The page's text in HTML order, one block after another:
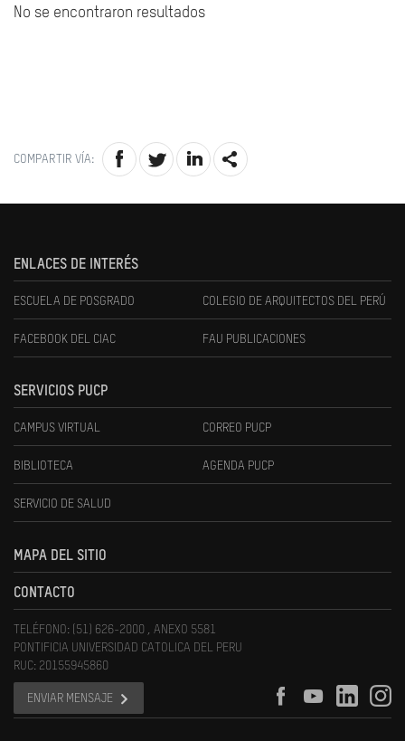
No se encontraron resultados
COMPARTIR VÍA:
ENLACES DE INTERÉS
ESCUELA DE POSGRADO COLEGIO DE ARQUITECTOS DEL PERÚ
FACEBOOK DEL CIAC FAU PUBLICACIONES
SERVICIOS PUCP
CAMPUS VIRTUAL CORREO PUCP
BIBLIOTECA AGENDA PUCP
SERVICIO DE SALUD
MAPA DEL SITIO
CONTACTO
TELÉFONO: (51) 626-2000 , ANEXO 5581
PONTIFICIA UNIVERSIDAD CATOLICA DEL PERU
RUC: 20155945860
ENVIAR MENSAJE